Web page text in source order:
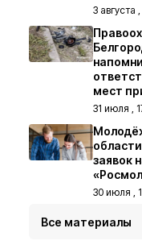
3 августа ,
мест
31 июля ,
заявок
30 июля ,
Все материалы